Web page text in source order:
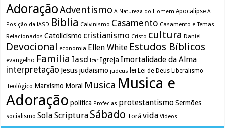
AdoraçãoAdventismo A Natureza do Homem Apocalipse A
Posição da IASD Biblia Calvinismo Casamento Casamento e Temas
Relacionados Catolicismo cristianismo Cristo cultura Daniel
Devocional economia Ellen White Estudos Bíblicos
evangelho Família Iasd Icar Igreja Imortalidade da Alma
interpretação Jesusjudaismo judeus lei Lei de Deus Liberalismo
Teológico Marxismo Moral Musica Musica e
Adoração política Profecias protestantismo Sermões
socialismo Sola Scriptura Sábado Torá vida Videos